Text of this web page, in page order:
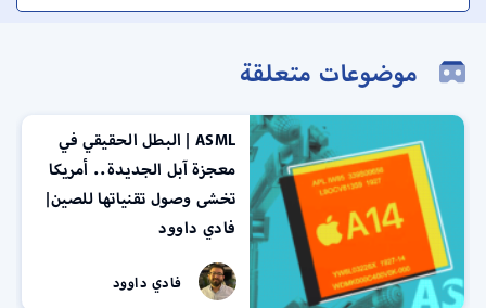
موضوعات متعلقة
ASML | البطل الحقيقي في
معجزة آبل الجديدة.. أمريكا
تخشى وصول تقنياتها للصين|
فادي داوود
فادي داوود